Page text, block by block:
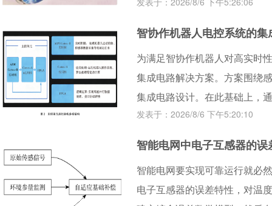
研究围绕温度、湿度、光照、
可靠性的关键因素，并从优化
完善贮存管理与定期检测四方
够为电子元器件的长期可靠储
发展。
智协作机器人电控系统的
为满足智协作机器人对高实时
集成电路解决方案。方案围绕
集成电路设计。在此基础上，
表明，该方案可显著提升系统
发表于：2026/8/6 下午5:20:10
智能电网中电子互感器的
智能电网要实现可靠运行就必
电子互感器的误差特性，对温